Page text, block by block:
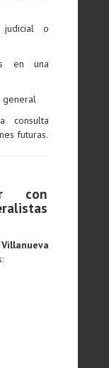
judicial o
en una
general
consulta
futuras.
con